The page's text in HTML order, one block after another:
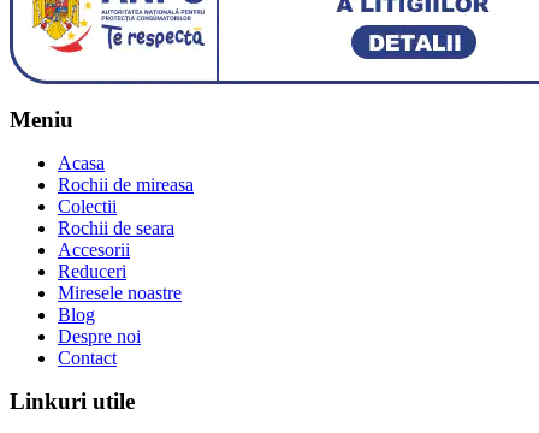
Meniu
Acasa
Rochii de mireasa
Colectii
Rochii de seara
Accesorii
Reduceri
Miresele noastre
Blog
Despre noi
Contact
Linkuri utile